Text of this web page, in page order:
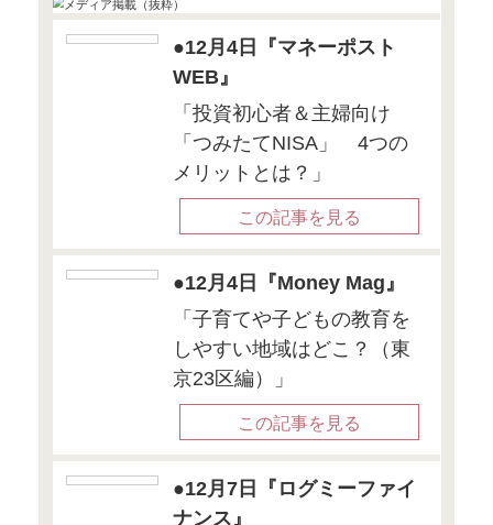
『KINZAI
金融財政事情研
「KINZAI
12月号」にて、
していただきま
書籍詳